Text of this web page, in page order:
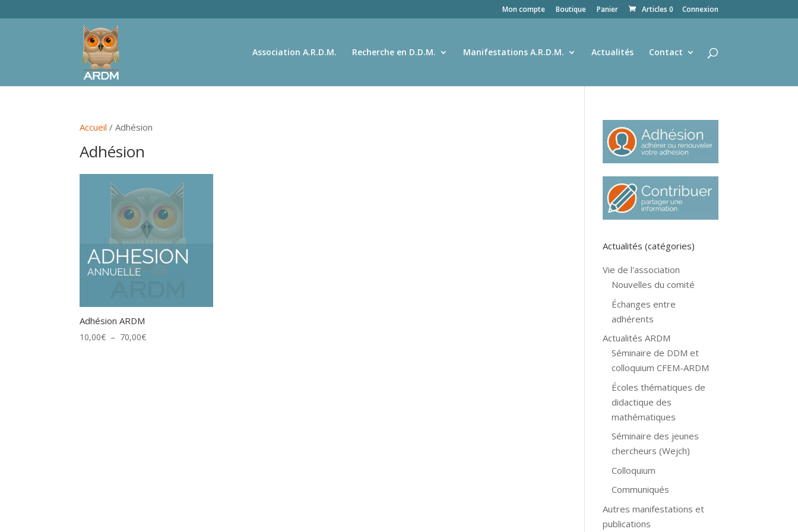
Connexion
Mon compte Boutique Panier Articles 0
Association A.R.D.M. Recherche en D.D.M. Manifestations A.R.D.M. Actualités Contact
Accueil / Adhésion
Adhésion
Adhésion ARDM
10,00€ – 70,00€Plage
Actualités (catégories)
Vie de l'association
Nouvelles du comité
Échanges entre
adhérents
Actualités ARDM
Séminaire de DDM et
colloquium CFEM-ARDM
Écoles thématiques de
didactique des
mathématiques
Séminaire des jeunes
chercheurs (Wejch)
Colloquium
Communiqués
Autres manifestations et
publications